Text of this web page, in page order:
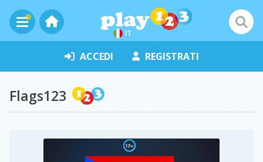
IT
ACCEDI REGISTRATI
Flags123